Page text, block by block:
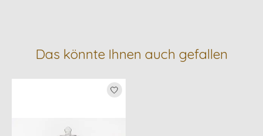
Das könnte Ihnen auch gefallen
Produkt-Karussell-Artikel